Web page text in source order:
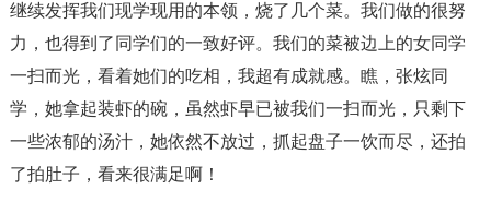
继续发挥我们现学现用的本领，烧了几个菜。我们做的很努
力，也得到了同学们的一致好评。我们的菜被边上的女同学
一扫而光，看着她们的吃相，我超有成就感。瞧，张炫同
学，她拿起装虾的碗，虽然虾早已被我们一扫而光，只剩下
一些浓郁的汤汁，她依然不放过，抓起盘子一饮而尽，还拍
了拍肚子，看来很满足啊！